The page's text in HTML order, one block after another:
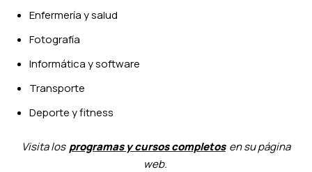
Enfermería y salud
Fotografía
Informática y software
Transporte
Deporte y fitness
Visita los programas y cursos completos en su página
web.